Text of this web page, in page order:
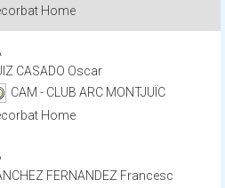
Home
CASADO Oscar
CAM - CLUB ARC MONTJUÏC
Home
FERNANDEZ Francesc